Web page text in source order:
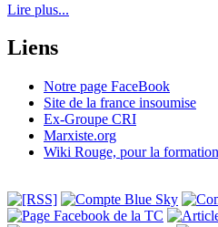
Lire plus...
Liens
Notre page FaceBook
Site de la france insoumise
Ex-Groupe CRI
Marxiste.org
Wiki Rouge, pour la